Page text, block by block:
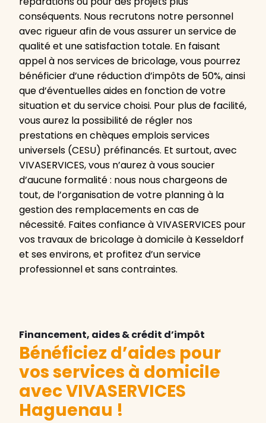
conséquents. Nous recrutons notre personnel
avec rigueur afin de vous assurer un service de
qualité et une satisfaction totale. En faisant
appel à nos services de bricolage, vous pourrez
bénéficier d’une réduction d’impôts de 50%, ainsi
que d’éventuelles aides en fonction de votre
situation et du service choisi. Pour plus de facilité,
vous aurez la possibilité de régler nos
prestations en chèques emplois services
universels (CESU) préfinancés. Et surtout, avec
VIVASERVICES, vous n’aurez à vous soucier
d’aucune formalité : nous nous chargeons de
tout, de l’organisation de votre planning à la
gestion des remplacements en cas de
nécessité. Faites confiance à VIVASERVICES pour
vos travaux de bricolage à domicile à Kesseldorf
et ses environs, et profitez d’un service
professionnel et sans contraintes.
Financement, aides & crédit d’impôt
Bénéficiez d’aides pour
vos services à domicile
avec VIVASERVICES
Haguenau !